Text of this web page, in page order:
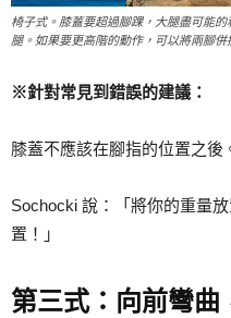
椅子式。膝蓋要超過腳踝，大腿盡可能
腿。如果要更高階的動作，可以將兩腳
※針對常見到錯誤的建議：
膝蓋不應該在腳指的位置之後
Sochocki 說：「將你的重量
置！」
第三式：向前彎曲